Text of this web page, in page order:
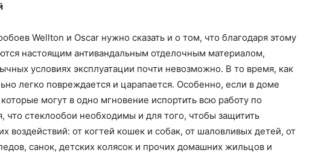
Wellton и Oscar нужно сказать и о том, что благодаря этому
настоящим антивандальным отделочным материалом,
условиях эксплуатации почти невозможно. В то время, как
легко повреждается и царапается. Особенно, если в доме
могут в одно мгновение испортить всю работу по
что стеклообои необходимы и для того, чтобы защитить
воздействий: от когтей кошек и собак, от шаловливых детей, от
санок, детских колясок и прочих домашних жильцов и